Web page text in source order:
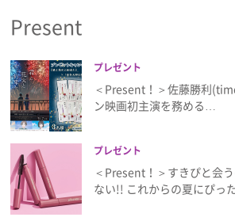
Present
プレゼント
＜Present！＞佐藤勝利
ン映画初主演を務める…
プレゼント
＜Present！＞すきぴと会
ない!! これからの夏にぴっ